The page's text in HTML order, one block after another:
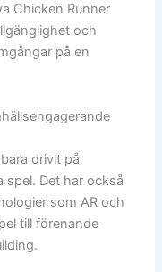
Chicken Runner
och
på en
drivit på
spel. Det har också
som AR och
till förenande